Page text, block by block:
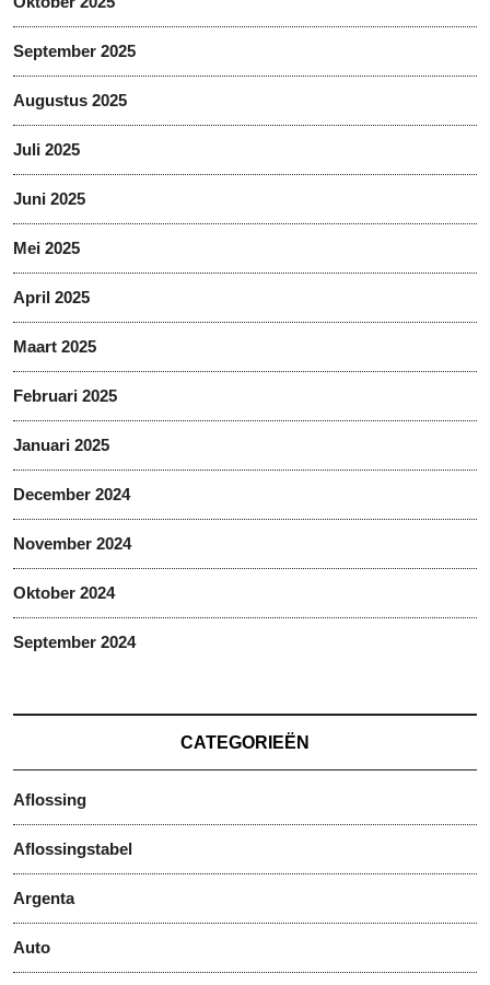
September 2025
Augustus 2025
Juli 2025
Juni 2025
Mei 2025
April 2025
Maart 2025
Februari 2025
Januari 2025
December 2024
November 2024
Oktober 2024
September 2024
CATEGORIEËN
Aflossing
Aflossingstabel
Argenta
Auto